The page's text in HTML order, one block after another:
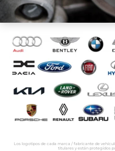
Los logotipos de cada marca / fabricante de
titulares y están protegidos